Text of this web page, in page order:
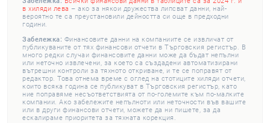
в хиляди лева – ако за някои дружества липсват данни, най-
вероятно те са преустановили дейността си още в предходни
години.
Забележка: Финансовите данни на компаниите се извличат от
публикуваните от тях финансови отчети в Търговския регистър. В
много редки случаи финансовите данни може да бъдат непълни
или неточно извлечени, за което са създадени автоматизирани
вътрешни контроли за тяхното откриване, и те се поправят от
редактор. Това отнема време с оглед на стотиците хиляди отчети,
които всяка година се публикуват в Търговския регистър, като
ние поправяме несъответствията от по-големите към по-малките
компании. Ако забележите непълноти или неточности във вашите
или в други финансови отчети, можете да ни пишете, за да
ескалираме приоритета за тяхната корекция.